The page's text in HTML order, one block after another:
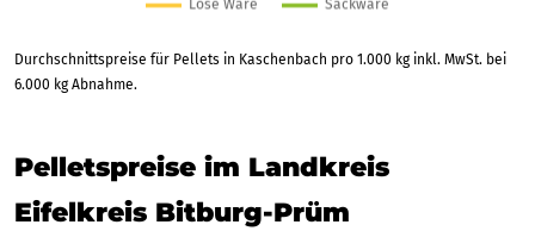
Durchschnittspreise für Pellets in Kaschenbach pro 1.000 kg inkl. MwSt. bei
6.000 kg Abnahme.
Pelletspreise im Landkreis
Eifelkreis Bitburg-Prüm